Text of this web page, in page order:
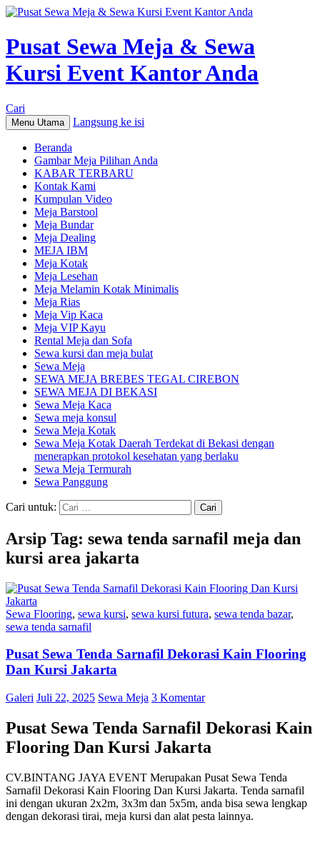
Pusat Sewa Meja & Sewa
Kursi Event Kantor Anda
Cari
Menu Utama Langsung ke isi
Beranda
Gambar Meja Pilihan Anda
KABAR TERBARU
Kontak Kami
Kumpulan Video
Meja Barstool
Meja Bundar
Meja Dealing
MEJA IBM
Meja Kotak
Meja Lesehan
Meja Melamin Kotak Minimalis
Meja Rias
Meja Vip Kaca
Meja VIP Kayu
Rental Meja dan Sofa
Sewa kursi dan meja bulat
Sewa Meja
SEWA MEJA BREBES TEGAL CIREBON
SEWA MEJA DI BEKASI
Sewa Meja Kaca
Sewa meja konsul
Sewa Meja Kotak
Sewa Meja Kotak Daerah Terdekat di Bekasi dengan
menerapkan protokol kesehatan yang berlaku
Sewa Meja Termurah
Sewa Panggung
Cari untuk:
Arsip Tag: sewa tenda sarnafil meja dan
kursi area jakarta
Sewa Flooring, sewa kursi, sewa kursi futura, sewa tenda bazar,
sewa tenda sarnafil
Pusat Sewa Tenda Sarnafil Dekorasi Kain Flooring
Dan Kursi Jakarta
Galeri Juli 22, 2025 Sewa Meja 3 Komentar
Pusat Sewa Tenda Sarnafil Dekorasi Kain
Flooring Dan Kursi Jakarta
CV.BINTANG JAYA EVENT Merupakan Pusat Sewa Tenda
Sarnafil Dekorasi Kain Flooring Dan Kursi Jakarta. Tenda sarnafil
ini dengan ukuran 2x2m, 3x3m dan 5x5m, anda bisa sewa lengkap
dengan dekorasi tirai, meja kursi dan alat pesta lainnya.